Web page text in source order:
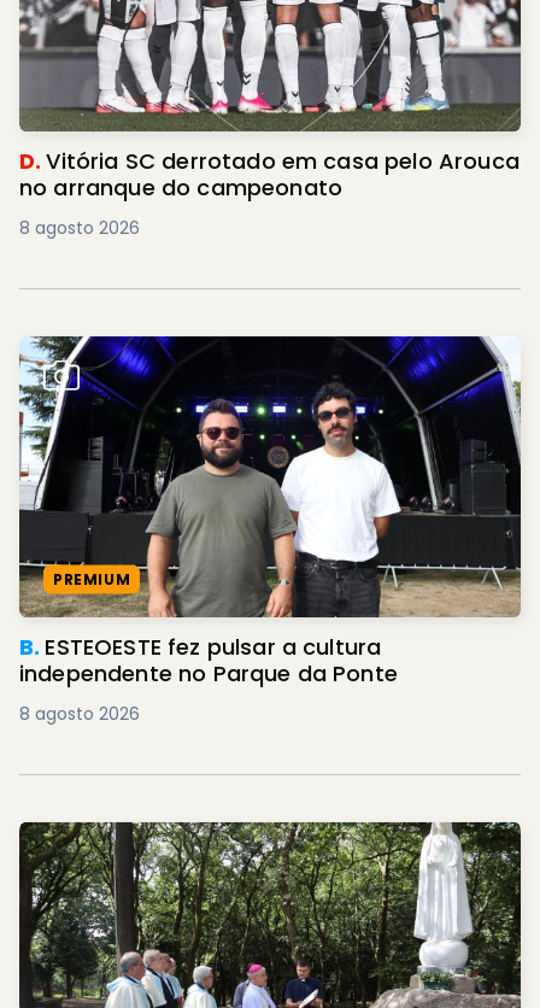
D.Vitória SC derrotado em casa pelo Arouca
no arranque do campeonato
8 agosto 2026
PREMIUM
B. ESTEOESTE fez pulsar a cultura
independente no Parque da Ponte
8 agosto 2026